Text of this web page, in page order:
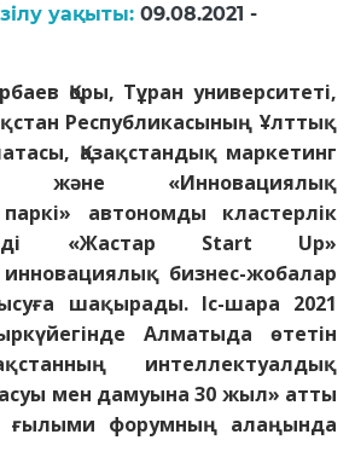
уақыты: 09.08.2021 -
Қоры, Тұран университеті,
Республикасының Ұлттық
Қазақстандық маркетинг
және «Инновациялық
автономды кластерлік
«Жастар Start Up»
бизнес-жобалар
шақырады. Іс-шара 2021
Алматыда өтетін
интеллектуалдық
мен дамуына 30 жыл» атты
ғылыми форумның алаңында